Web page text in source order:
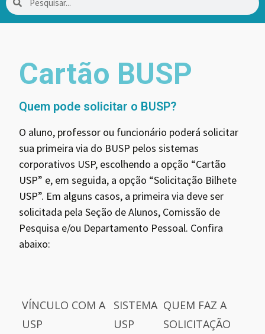
Cartão BUSP
Quem pode solicitar o BUSP?
O aluno, professor ou funcionário poderá solicitar
sua primeira via do BUSP pelos sistemas
corporativos USP, escolhendo a opção “Cartão
USP” e, em seguida, a opção “Solicitação Bilhete
USP”. Em alguns casos, a primeira via deve ser
solicitada pela Seção de Alunos, Comissão de
Pesquisa e/ou Departamento Pessoal. Confira
abaixo:
VÍNCULO COM A
USP
SISTEMA
USP
QUEM FAZ A
SOLICITAÇÃO